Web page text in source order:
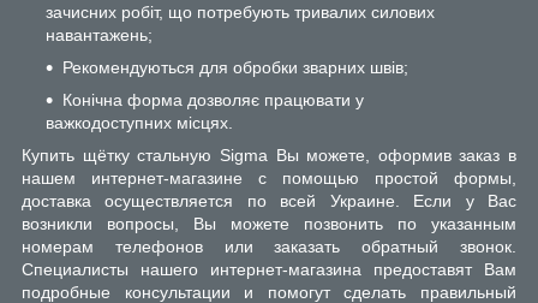
зачисних робіт, що потребують тривалих силових
навантажень;
Рекомендуються для обробки зварних швів;
Конічна форма дозволяє працювати у
важкодоступних місцях.
Купить щётку стальную Sigma Вы можете, оформив заказ в
нашем интернет-магазине с помощью простой формы,
доставка осуществляется по всей Украине. Если у Вас
возникли вопросы, Вы можете позвонить по указанным
номерам телефонов или заказать обратный звонок.
Специалисты нашего интернет-магазина предоставят Вам
подробные консультации и помогут сделать правильный